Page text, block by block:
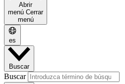
Abrir
menú Cerrar
menú
es
Buscar
Buscar